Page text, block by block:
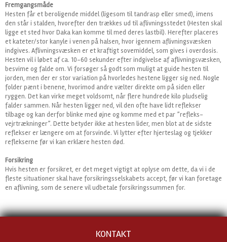
Fremgangsmåde
Hesten får et beroligende middel (ligesom til tandrasp eller smed), imens
den står i stalden, hvorefter den trækkes ud til aflivningsstedet (Hesten skal
ligge et sted hvor Daka kan komme til med deres lastbil). Herefter placeres
et kateter/stor kanyle i venen på halsen, hvor igennem aflivningsvæsken
indgives. Aflivningsvæsken er et kraftigt sovemiddel, som gives i overdosis.
Hesten vil i løbet af ca. 10-60 sekunder efter indgivelse af aflivningsvæsken,
besvime og falde om. Vi forsøger så godt som muligt at guide hesten til
jorden, men der er stor variation på hvorledes hestene ligger sig ned. Nogle
folder pænt i benene, hvorimod andre vælter direkte om på siden eller
ryggen. Det kan virke meget voldsomt, når flere hundrede kilo pludselig
falder sammen. Når hesten ligger ned, vil den ofte have lidt reflekser
tilbage og kan derfor blinke med øjne og komme med et par ”refleks-
vejrtrækninger”. Dette betyder ikke at hesten lider, men blot at de sidste
reflekser er længere om at forsvinde. Vi lytter efter hjerteslag og tjekker
reflekserne før vi kan erklære hesten død.
Forsikring
Hvis hesten er forsikret, er det meget vigtigt at oplyse om dette, da vi i de
fleste situationer skal have forsikringsselskabets accept, før vi kan foretage
en aflivning, som de senere vil udbetale forsikringssummen for.
KONTAKT